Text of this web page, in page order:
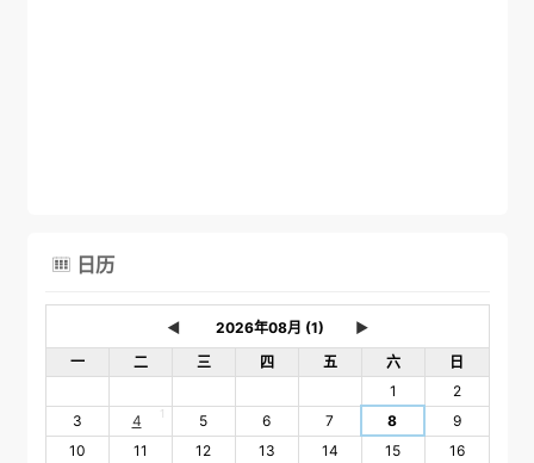
 日历
◄
►
一
二 三 四 五 六
日
1
2
3
4 1 5 6 7 8
9
10
11 12 13 14 15
16